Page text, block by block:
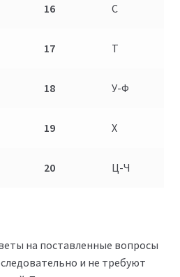
16 С
17 Т
18 У-Ф
19 Х
20 Ц-Ч
на поставленные вопросы
и не требуют